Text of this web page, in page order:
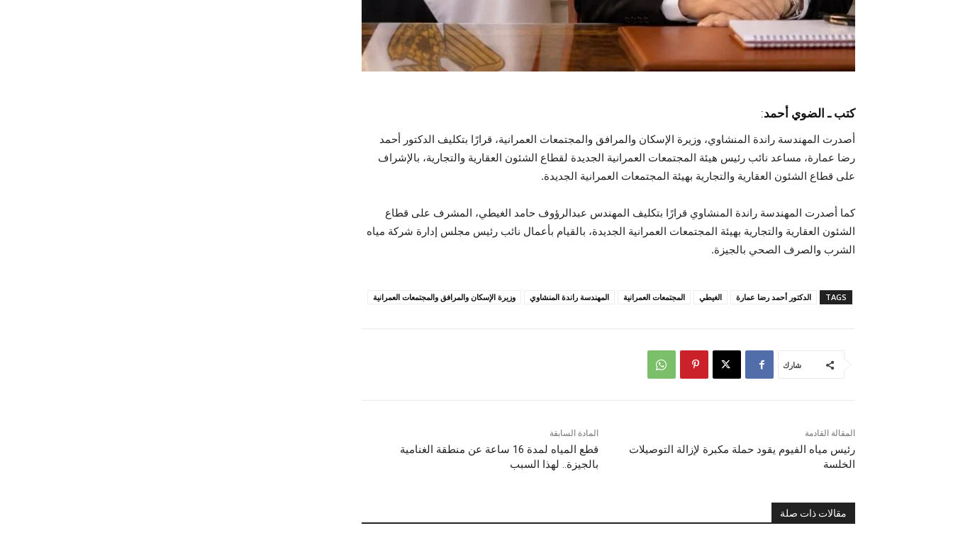
كتب ـ الضوي أحمد:
أصدرت المهندسة راندة المنشاوي، وزيرة الإسكان والمرافق والمجتمعات العمرانية، قرارًا بتكليف الدكتور أحمد
رضا عمارة، مساعد نائب رئيس هيئة المجتمعات العمرانية الجديدة لقطاع الشئون العقارية والتجارية، بالإشراف
على قطاع الشئون العقارية والتجارية بهيئة المجتمعات العمرانية الجديدة.
كما أصدرت المهندسة راندة المنشاوي قرارًا بتكليف المهندس عبدالرؤوف حامد الغيطي، المشرف على قطاع
الشئون العقارية والتجارية بهيئة المجتمعات العمرانية الجديدة، بالقيام بأعمال نائب رئيس مجلس إدارة شركة مياه
الشرب والصرف الصحي بالجيزة.
TAGS الدكتور أحمد رضا عمارة الغيطي المجتمعات العمرانية المهندسة راندة المنشاوي وزيرة الإسكان والمرافق والمجتمعات العمرانية
شارك
المادة السابقة
قطع المياه لمدة 16 ساعة عن منطقة الغنامية
بالجيزة.. لهذا السبب
المقالة القادمة
رئيس مياه الفيوم يقود حملة مكبرة لإزالة التوصيلات
الخلسة
مقالات ذات صلة